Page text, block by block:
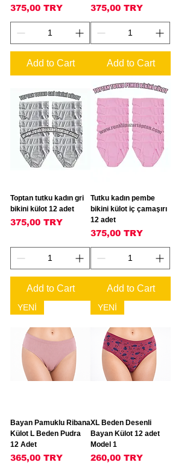
Price
375,00 TRY
Add to Cart
Price
375,00 TRY
Add to Cart
Toptan tutku kadın gri
bikini külot 12 adet
Price
375,00 TRY
Add to Cart
Tutku kadın pembe
bikini külot iç çamaşırı
12 adet
Price
375,00 TRY
Add to Cart
YENİ
Bayan Pamuklu Ribana
Külot L Beden Pudra
12 Adet
Price
365,00 TRY
YENİ
XL Beden Desenli
Bayan Külot 12 adet
Model 1
Price
260,00 TRY